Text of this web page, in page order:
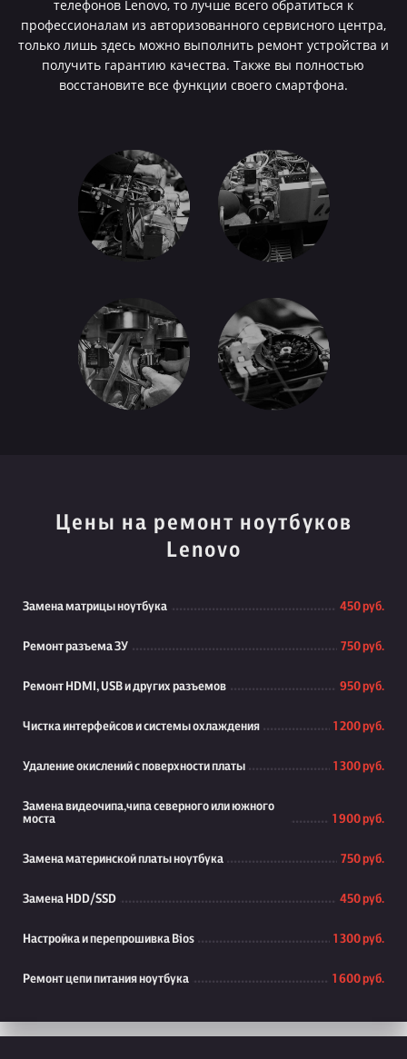
телефонов Lenovo, то лучше всего обратиться к
профессионалам из авторизованного сервисного центра,
только лишь здесь можно выполнить ремонт устройства и
получить гарантию качества. Также вы полностью
восстановите все функции своего смартфона.
Цены на ремонт ноутбуков
Lenovo
Замена матрицы ноутбука 450 руб.
Ремонт разъема ЗУ 750 руб.
Ремонт HDMI, USB и других разъемов 950 руб.
Чистка интерфейсов и системы охлаждения 1 200 руб.
Удаление окислений с поверхности платы 1 300 руб.
Замена видеочипа,чипа северного или южного
моста
1 900 руб.
Замена материнской платы ноутбука 750 руб.
Замена HDD/SSD 450 руб.
Настройка и перепрошивка Bios 1 300 руб.
Ремонт цепи питания ноутбука 1 600 руб.